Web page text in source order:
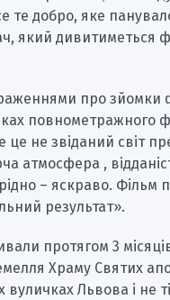
те добро, яке
який дивитиметься
про зйомки
повнометражного
не звіданий світ
атмосфера ,
– яскраво. Фільм
результат».
протягом 3
Храму Святих
Львова і не